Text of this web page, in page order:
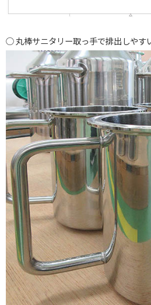
丸棒サニタリー取っ手で排出しやす